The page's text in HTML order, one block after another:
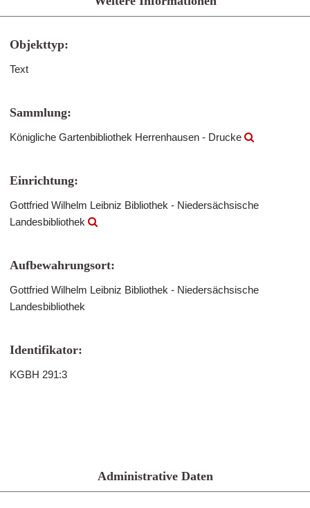
Objekttyp:
Text
Sammlung:
Königliche Gartenbibliothek Herrenhausen - Drucke
Einrichtung:
Gottfried Wilhelm Leibniz Bibliothek - Niedersächsische
Landesbibliothek
Aufbewahrungsort:
Gottfried Wilhelm Leibniz Bibliothek - Niedersächsische
Landesbibliothek
Identifikator:
KGBH 291:3
Administrative Daten